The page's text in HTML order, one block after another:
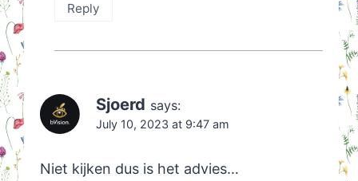
Reply
Sjoerd says:
July 10, 2023 at 9:47 am
Niet kijken dus is het advies…